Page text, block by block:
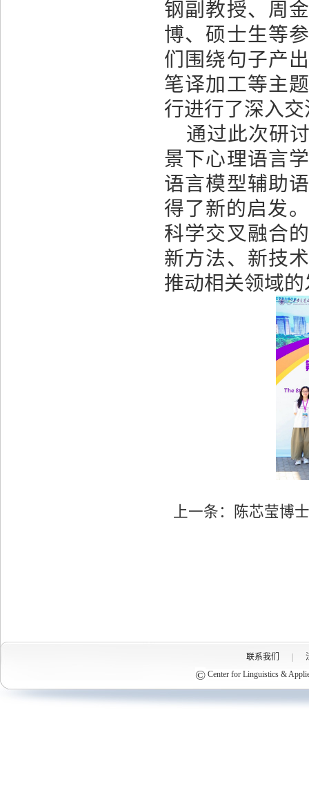
钢副教授、周
博、硕士生等
们围绕句子产
笔译加工等主
行进行了深入
通过此次研
景下心理语言
语言模型辅助
得了新的启发
科学交叉融合
新方法、新技
推动相关领域
上一条： 陈芯莹博
联系我们
© Center for Linguistics &